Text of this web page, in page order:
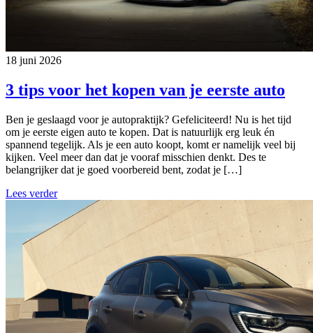
18 juni 2026
3 tips voor het kopen van je eerste auto
Ben je geslaagd voor je autopraktijk? Gefeliciteerd! Nu is het tijd
om je eerste eigen auto te kopen. Dat is natuurlijk erg leuk én
spannend tegelijk. Als je een auto koopt, komt er namelijk veel bij
kijken. Veel meer dan dat je vooraf misschien denkt. Des te
belangrijker dat je goed voorbereid bent, zodat je […]
Lees verder